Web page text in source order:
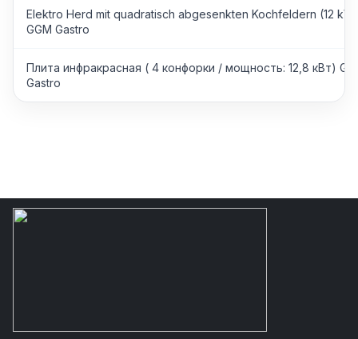
Elektro Herd mit quadratisch abgesenkten Kochfeldern (12
GGM Gastro
Плита инфракрасная ( 4 конфорки / мощность: 12,8 кВт)
Gastro